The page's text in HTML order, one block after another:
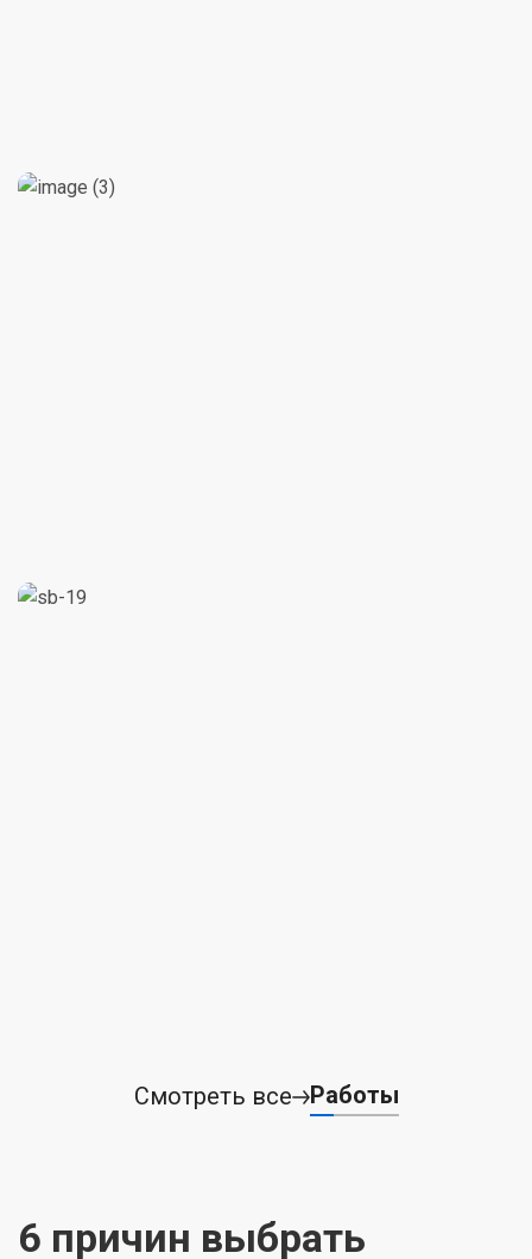
Смотреть все Работы
6 причин выбрать